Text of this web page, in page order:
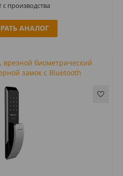
с производства
АНАЛОГ
врезной биометрический
замок с Bluetooth